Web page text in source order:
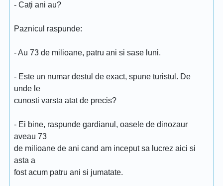
- Cați ani au?
Paznicul raspunde:
- Au 73 de milioane, patru ani si sase luni.
- Este un numar destul de exact, spune turistul. De
unde le
cunosti varsta atat de precis?
- Ei bine, raspunde gardianul, oasele de dinozaur
aveau 73
de milioane de ani cand am inceput sa lucrez aici si
asta a
fost acum patru ani si jumatate.